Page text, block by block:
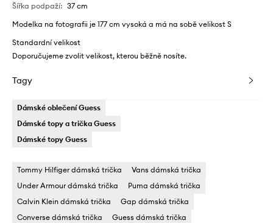
Šířka podpaží: 37 cm
Modelka na fotografii je 177 cm vysoká a má na sobě velikost S
Standardní velikost
Doporučujeme zvolit velikost, kterou běžně nosíte.
Tagy
Dámské oblečení Guess
Dámské topy a trička Guess
Dámské topy Guess
Tommy Hilfiger dámská trička
Vans dámská trička
Under Armour dámská trička
Puma dámská trička
Calvin Klein dámská trička
Gap dámská trička
Converse dámská trička
Guess dámská trička